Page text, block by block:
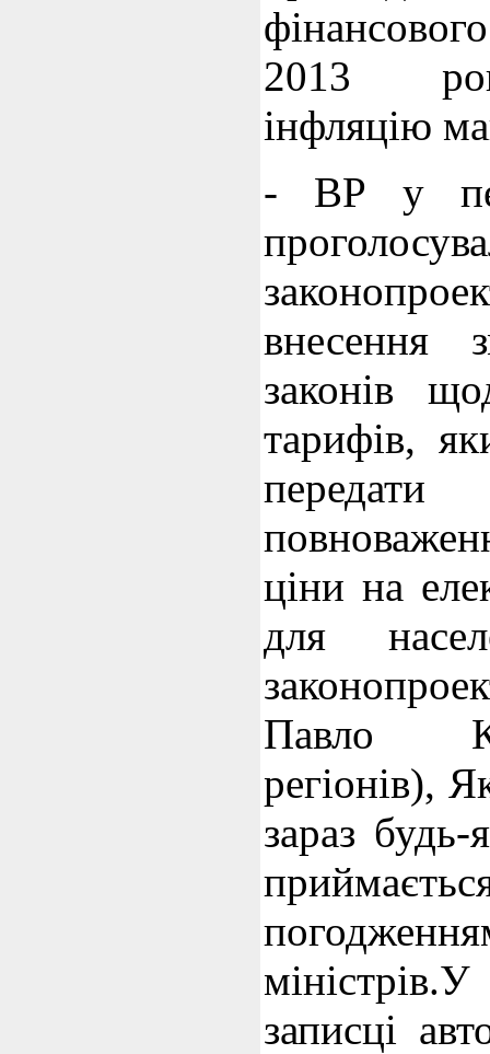
2013
інфляцію
- ВР у
внесення
законів
тарифів,
ціни на
для
Павло
регіонів),
зараз будь-
записці